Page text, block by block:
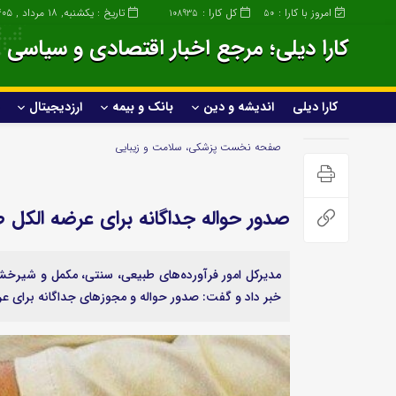
کل کارا : 108935 امروز با کارا : 50 تاریخ : یکشنبه, ۱۸ مرداد , ۱۴۰۵
کارا دیلی؛ مرجع اخبار اقتصادی و
کارا دیلی اندیشه و دین بانک و بیمه ارزدیجیتال
ساختمان و املاک
خودرو و حمل و نقل
عمومی و سرگرمی
پزشکی و زیبایی
ورزشی
گردشگری و مهاجرت
صفحه نخست پزشکی، سلامت و زیبایی
صدور حواله جداگانه برای عرضه
مدیرکل امور فرآورده‌های طبیعی، سنتی، مکمل و
خبر داد و گفت: صدور حواله و مجوزهای جداگانه